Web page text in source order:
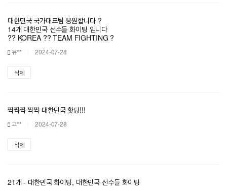
대한민국 국가대표팀 응원합니다 ?
14개 대한민국 선수들 화이팅 입니다
?? KOREA ?? TEAM FIGHTING ?
유** 2024-07-28
삭제
짝짝짝 짝짝 대한민국 홧팅!!!
고** 2024-07-28
삭제
21개 - 대한민국 화이팅, 대한민국 선수들 화이팅